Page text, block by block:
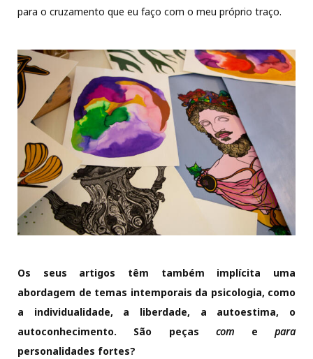
para o cruzamento que eu faço com o meu próprio traço.
Os seus artigos têm também implícita uma
abordagem de temas intemporais da psicologia, como
a individualidade, a liberdade, a autoestima, o
autoconhecimento. São peçascom epara
personalidades fortes?